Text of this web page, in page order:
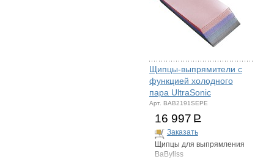
Щипцы-выпрямители с
функцией холодного
пара UltraSonic
Арт. BAB2191SEPE
16 997 Р
Заказать
Щипцы для выпрямления
BaByliss